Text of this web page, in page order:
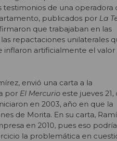
de una operadora
publicados por La
que trabajaban en las
repactaciones unilaterales
artificialmente el valor
envió una carta a la
por El Mercurio este jueves
en 2003, año en que la
de Morita. En su carta,
en 2010, pues eso
la problemática en